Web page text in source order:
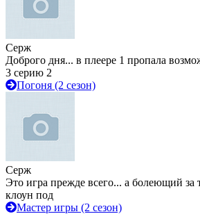
Серж
Доброго дня... в плеере 1 пропала
3 серию 2
Погоня (2 сезон)
Серж
Это игра прежде всего... а болеющий за
клоун под
Мастер игры (2 сезон)